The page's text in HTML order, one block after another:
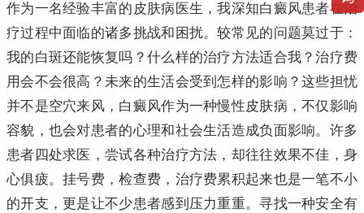
作为一名经验丰富的皮肤病医生，我深知白癜风患者在治
疗过程中面临的诸多挑战和困扰。较常见的问题莫过于：
我的白斑还能恢复吗？什么样的治疗方法适合我？治疗费
用会不会很高？未来的生活会受到怎样的影响？这些担忧
并不是空穴来风，白癜风作为一种慢性皮肤病，不仅影响
容貌，也会对患者的心理和社会生活造成负面影响。许多
患者四处求医，尝试各种治疗方法，却往往效果不佳，身
心俱疲。挂号费，检查费，治疗费累积起来也是一笔不小
的开支，更是让不少患者感到压力重重。寻找一种安全有